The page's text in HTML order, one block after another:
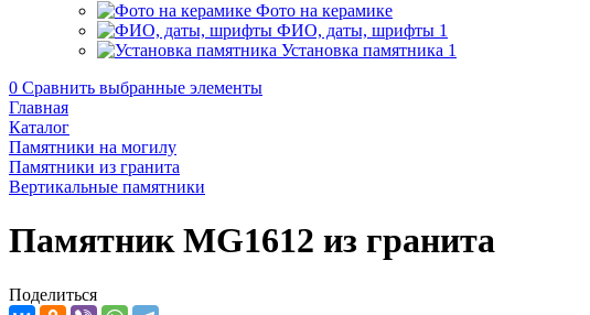
Фото на керамике
ФИО, даты, шрифты 1
Установка памятника 1
0 Сравнить выбранные элементы
Главная
Каталог
Памятники на могилу
Памятники из гранита
Вертикальные памятники
Памятник MG1612 из гранита
Поделиться